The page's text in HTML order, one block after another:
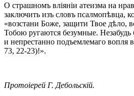
О страшномъ вліяніи атеизма на
заключить изъ словъ псалмопѣвца,
«возстани Боже, защити Твое дѣло,
Тобою ругаются безумные. Незабудь
и непрестанно подъемлемаго вопля
73, 22-23)!».
Протоіерей Г. Дебольскій.